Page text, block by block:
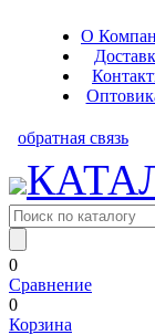
О
обратная связь
0
Сравнение
0
Корзина